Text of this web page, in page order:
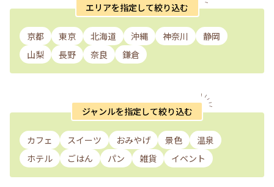
エリアを指定して絞り込む
京都 東京 北海道 沖縄 神奈川
静岡
山梨
長野 奈良 鎌倉
ジャンルを指定して絞り込む
カフェ スイーツ おみやげ 景色
温泉
ホテル
ごはん パン 雑貨 イベント